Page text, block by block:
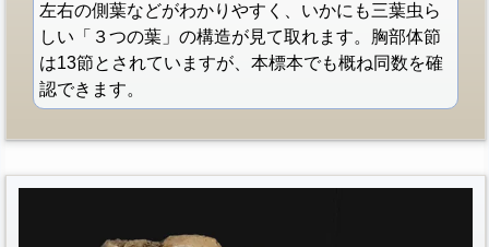
左右の側葉などがわかりやすく、いかにも三葉虫ら
しい「３つの葉」の構造が見て取れます。胸部体節
は13節とされていますが、本標本でも概ね同数を確
認できます。